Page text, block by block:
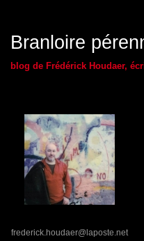
Branloire
blog de Frédérick Houdaer,
frederick.houdaer@laposte.net